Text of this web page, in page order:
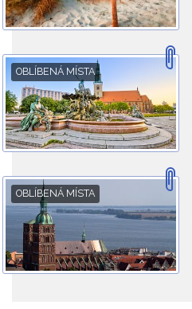
OBLÍBENÁ MÍSTA
OBLÍBENÁ MÍSTA